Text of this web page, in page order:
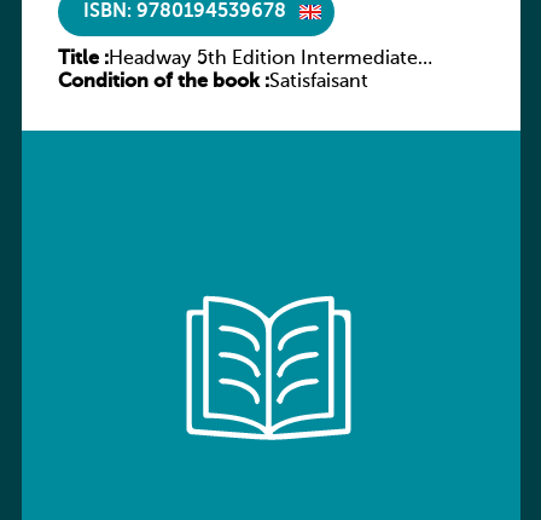
ISBN: 9780194539678
Title :Headway 5th Edition Intermediate
Workbook without key
Condition of the book :Satisfaisant